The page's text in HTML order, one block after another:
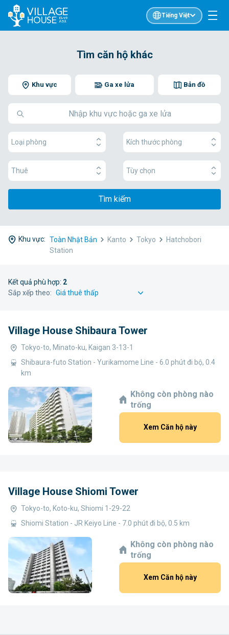
Tiếng Việt
Tìm căn hộ khác
Khu vực Bản đồ
Ga xe lửa
Loại phòng Kích thước phòng
Thuê Tùy chọn
Tìm kiếm
Khu vực: Toàn Nhật Bản Kanto Tokyo
Hatchobori
Station
Kết quả phù hợp: 2
Sắp xếp theo:
Village House Shibaura Tower
Tokyo-to, Minato-ku, Kaigan 3-13-1
Shibaura-futo Station - Yurikamome Line - 6.0 phút đi bộ, 0.4
km
Không còn phòng nào
trống
Xem Căn hộ này
Village House Shiomi Tower
Tokyo-to, Koto-ku, Shiomi 1-29-22
Shiomi Station - JR Keiyo Line - 7.0 phút đi bộ, 0.5 km
Không còn phòng nào
trống
Xem Căn hộ này